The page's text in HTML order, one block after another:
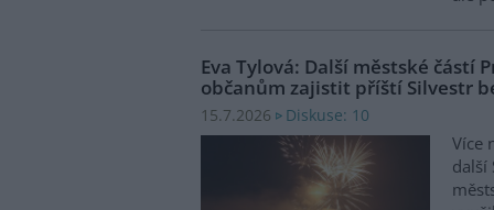
Eva Tylová: Další městské částí
občanům zajistit příští Silvestr
15.7.2026 Diskuse: 10
Více
další